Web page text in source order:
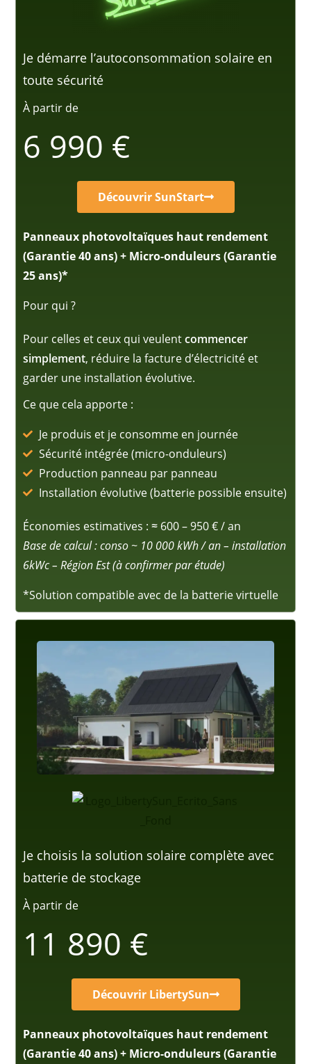
Je démarre l’autoconsommation solaire en
toute sécurité
À partir de
6 990 €
Découvrir SunStart
Panneaux photovoltaïques haut rendement
(Garantie 40 ans) + Micro-onduleurs (Garantie
25 ans)*
Pour qui ?
Pour celles et ceux qui veulentcommencer
simplement, réduire la facture d’électricité et
garder une installation évolutive.
Ce que cela apporte :
Je produis et je consomme en journée
Sécurité intégrée (micro-onduleurs)
Production panneau par panneau
Installation évolutive (batterie possible ensuite)
Économies estimatives :≈ 600 – 950 € / an
Base de calcul : conso ~ 10 000 kWh / an – installation
6kWc – Région Est (à confirmer par étude)
*Solution compatible avec de la batterie virtuelle
Je choisis la solution solaire complète avec
batterie de stockage
À partir de
11 890 €
Découvrir LibertySun
Panneaux photovoltaïques haut rendement
(Garantie 40 ans) + Micro-onduleurs (Garantie